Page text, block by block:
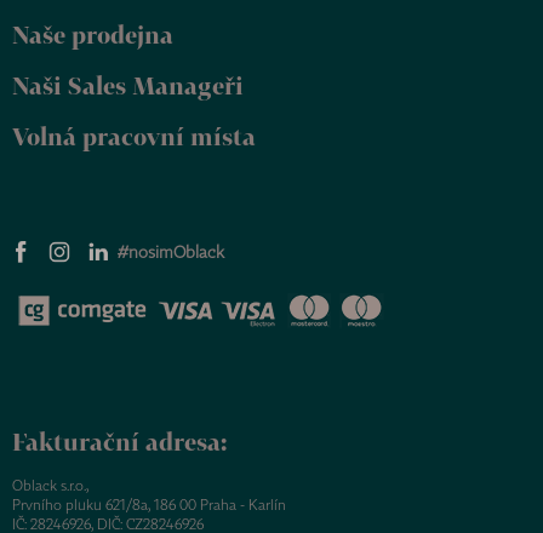
Naše prodejna
Naši Sales Manageři
Volná pracovní místa
#nosimOblack
Fakturační adresa:
Oblack s.r.o.,
Prvního pluku 621/8a, 186 00 Praha - Karlín
IČ: 28246926, DIČ: CZ28246926